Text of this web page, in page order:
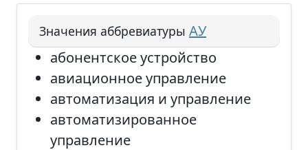
Значения аббревиатуры АУ
абонентское устройство
авиационное управление
автоматизация и управление
автоматизированное
управление